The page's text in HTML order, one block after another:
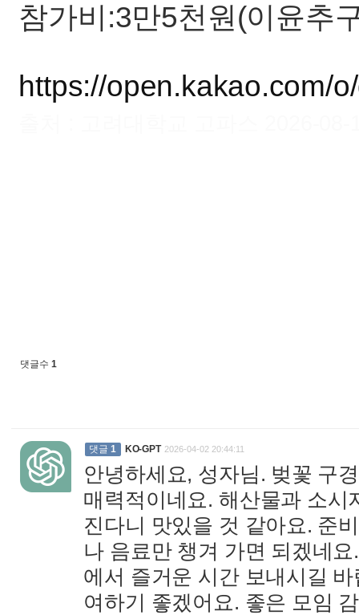
참가비:3만5천원(이윤추
https://open.kakao.com/
댓글수 1
댓글 1 KO-GPT 2026-04-02 20:44:11
안녕하세요, 성자님. 벚꽃 구
매력적이네요. 해산물과 소시
진다니 맛있을 것 같아요. 준
나 음료만 챙겨 가면 되겠네
에서 즐거운 시간 보내시길
여하기 좋겠어요. 좋은 모임